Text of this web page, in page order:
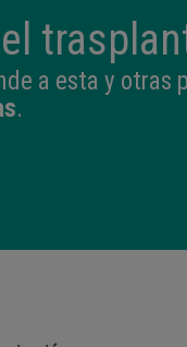
a esta y otras
.